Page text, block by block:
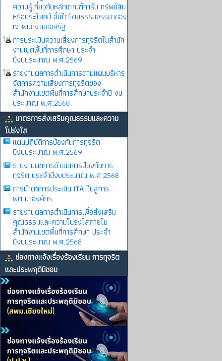
ความรู้เกี่ยวกับหลักเกณฑ์การับ ทรัพย์สิน
หรือประโยชน์ อื่นใดโดยธรรมจรรยาของ
เจ้าพนักงานของรัฐ
การประเมินความเสี่ยงการทุจริตในสำนัก
งานเขตพิ้นที่การศึกษา ประจำ
ปีงบประมาณ พ.ศ.2569
รายงานผลการดำเนินการตามแผนบริหาร
จัดการความเสี่ยงการทุจริตของ
สำนักงานเขตพื้นที่การศึกษาประจำปี งบ
ประมาณ พ.ศ.2568
มาตรการส่งเสริมคุณธรรมและความ
โปร่งใส
แผนปฏิบัติการป้องกันการทุจริต
ปีงบประมาณ พ.ศ.2569
รายงานผลการดําเนินการป้องกันการ
ทุจริต ประจําปีงบประมาณ พ.ศ.2568
การนำผลการประเมิน ITA ไปสู่การ
พัฒนาองค์กร
รายงานผลการดําเนินการเพื่อส่งเสริม
คุณธรรมและความโปร่งใสภายใน
สำนักงานเขตพื้นที่การศึกษา ประจำ
ปีงบประมาณ พ.ศ.2568
ช่องทางแจ้งเรื่องร้องเรียน การทุจริต
และประพฤติมิชอบ